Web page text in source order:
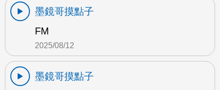
墨鏡哥摸點子
FM
2025/08/12
墨鏡哥摸點子